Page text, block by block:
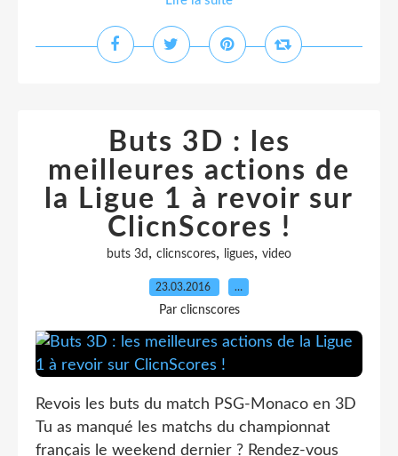
Buts 3D : les
meilleures actions de
la Ligue 1 à revoir sur
ClicnScores !
buts 3d , clicnscores, ligues, video
23.03.2016 …
Par clicnscores
Revois les buts du match PSG-Monaco en 3D
Tu as manqué les matchs du championnat
français le weekend dernier ? Rendez-vous